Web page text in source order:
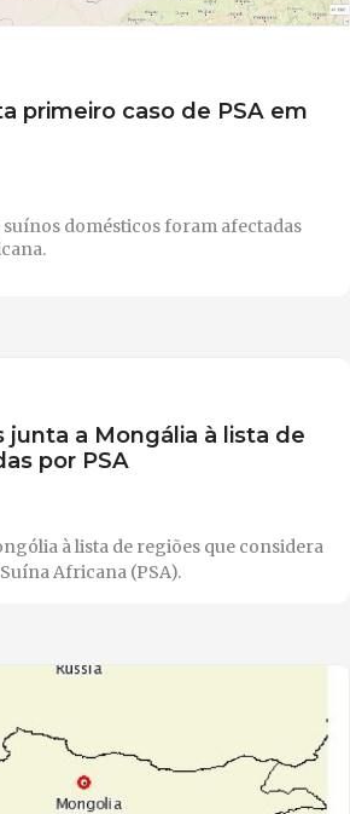
primeiro caso de PSA em
suínos domésticos foram afectadas
junta a Mongália à lista de
por PSA
à lista de regiões que considera
Africana (PSA).